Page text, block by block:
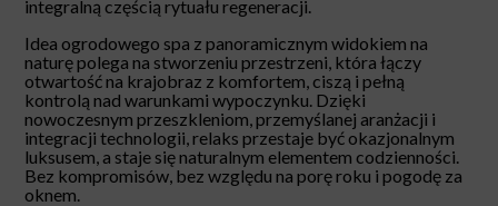
integralną częścią rytuału regeneracji.
Idea ogrodowego spa z panoramicznym widokiem na
naturę polega na stworzeniu przestrzeni, która łączy
otwartość na krajobraz z komfortem, ciszą i pełną
kontrolą nad warunkami wypoczynku. Dzięki
nowoczesnym przeszkleniom, przemyślanej aranżacji i
integracji technologii, relaks przestaje być okazjonalnym
luksusem, a staje się naturalnym elementem codzienności.
Bez kompromisów, bez względu na porę roku i pogodę za
oknem.